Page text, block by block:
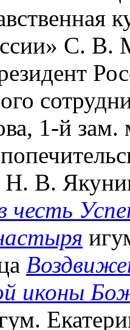
С. В.
1-й
Н. В.
честь
иконы